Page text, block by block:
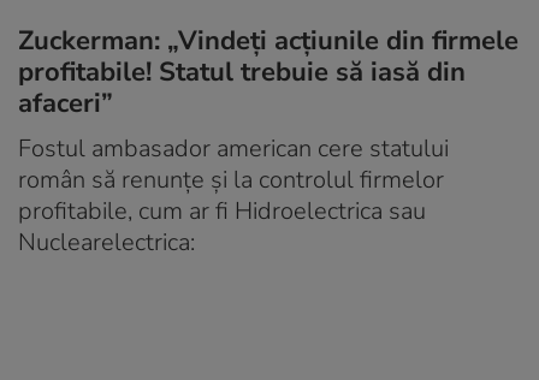
Zuckerman: „Vindeți acțiunile din firmele
profitabile! Statul trebuie să iasă din
afaceri”
Fostul ambasador american cere statului
român să renunțe și la controlul firmelor
profitabile, cum ar fi Hidroelectrica sau
Nuclearelectrica: